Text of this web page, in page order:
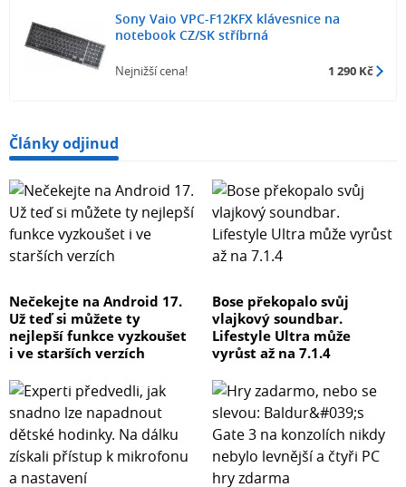
Sony Vaio VPC-F12KFX klávesnice na
notebook CZ/SK stříbrná
Nejnižší cena! 1 290 Kč
Články odjinud
Nečekejte na Android 17.
Už teď si můžete ty
nejlepší funkce vyzkoušet
i ve starších verzích
Bose překopalo svůj
vlajkový soundbar.
Lifestyle Ultra může
vyrůst až na 7.1.4